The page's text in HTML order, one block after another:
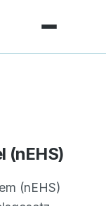
(nEHS)
(nEHS)